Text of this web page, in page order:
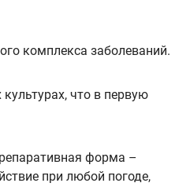
комплекса заболеваний.
что в первую
форма –
при любой погоде,